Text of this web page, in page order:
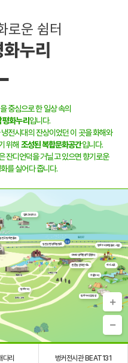
로운 쉼터
누리
중심으로 한 일상 속의
평화누리입니다.
전시대의 잔상이었던 이 곳을 화해와
위해 조성된 복합문화공간입니다.
잔디언덕을 거닐고 있으면 향기로운
를 실어다 줍니다.
임진강변 생태탐방로
임진각평화곤돌라
캠프그리브스
평화누리
DMZ생태관광지원센터
판문점견학안내소
평화누리 모험놀이 시설
수풀누리
하나그루
평화누리 캠핑장
다리 벙커전시관 BEAT131